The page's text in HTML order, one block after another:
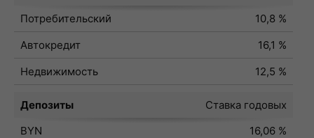
Потребительский
10,8 %
Автокредит
16,1 %
Недвижимость
12,5 %
Депозиты
Ставка годовых
BYN
16,06 %